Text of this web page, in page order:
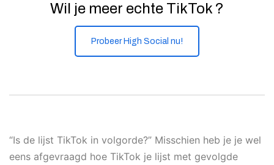
Wil je meer echte TikTok ?
Probeer High Social nu!
“Is de lijst TikTok in volgorde?” Misschien heb je je wel
eens afgevraagd hoe TikTok je lijst met gevolgde